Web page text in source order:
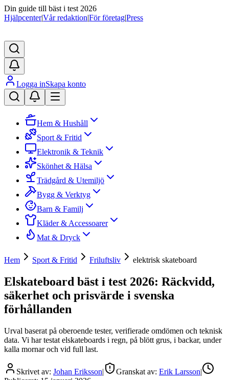
Din guide till bäst i test 2026
Hjälpcenter|Vår redaktion|För företag|Press
Logga inSkapa konto
Hem & Hushåll
Sport & Fritid
Elektronik & Teknik
Skönhet & Hälsa
Trädgård & Utemiljö
Bygg & Verktyg
Barn & Familj
Kläder & Accessoarer
Mat & Dryck
Hem Sport & Fritid Friluftsliv elektrisk skateboard
Elskateboard bäst i test 2026: Räckvidd,
säkerhet och prisvärde i svenska
förhållanden
Urval baserat på oberoende tester, verifierade omdömen och teknisk
data. Vi har testat elskateboards i regn, på blött grus, i backar, under
kalla mornar och vid full last.
Skrivet av: Johan Eriksson| Granskat av: Erik Larsson|